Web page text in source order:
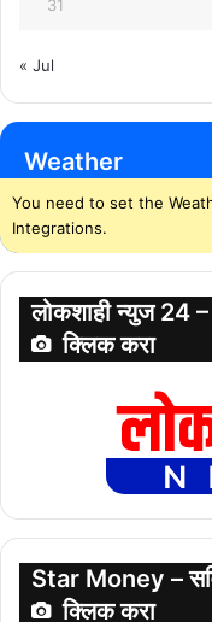
31
« Jul
Weather
You need to set the
Integrations.
लोकशाही न्युज 24 –
क्लिक करा
Star Money –
क्लिक करा